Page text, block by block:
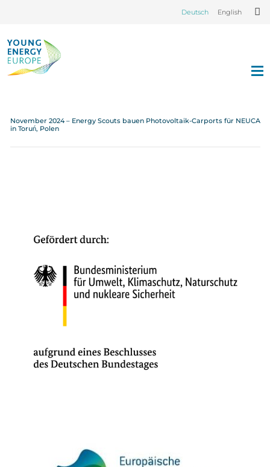
Deutsch English
November 2024 – Energy Scouts bauen Photovoltaik-Carports für NEUCA
in Toruń, Polen